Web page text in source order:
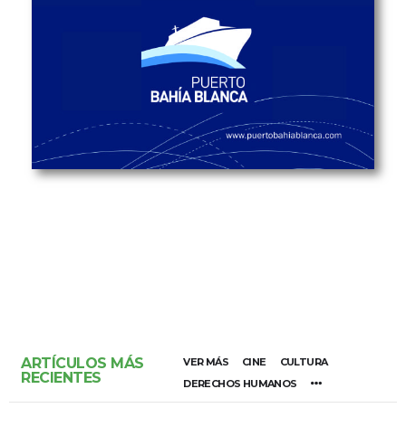
ARTÍCULOS MÁS
RECIENTES
VER MÁS CINE
CULTURA
DERECHOS HUMANOS